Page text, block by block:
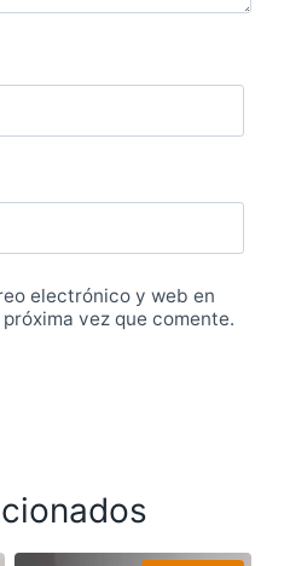
electrónico y web en
vez que comente.